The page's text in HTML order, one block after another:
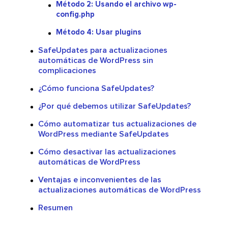
Método 2: Usando el archivo wp-
config.php
Método 4: Usar plugins
SafeUpdates para actualizaciones
automáticas de WordPress sin
complicaciones
¿Cómo funciona SafeUpdates?
¿Por qué debemos utilizar SafeUpdates?
Cómo automatizar tus actualizaciones de
WordPress mediante SafeUpdates
Cómo desactivar las actualizaciones
automáticas de WordPress
Ventajas e inconvenientes de las
actualizaciones automáticas de WordPress
Resumen